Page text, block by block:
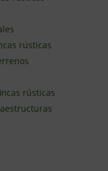
rústicas
rústicas